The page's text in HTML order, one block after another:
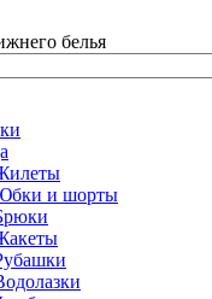
белья
и шорты